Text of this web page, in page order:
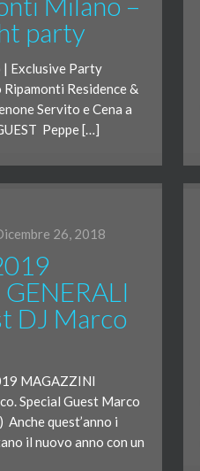
party
Exclusive Party
Ripamonti Residence &
Servito e Cena a
Peppe […]
26, 2018
DJ Marco
MAGAZZINI
Special Guest Marco
quest’anno i
il nuovo anno con un